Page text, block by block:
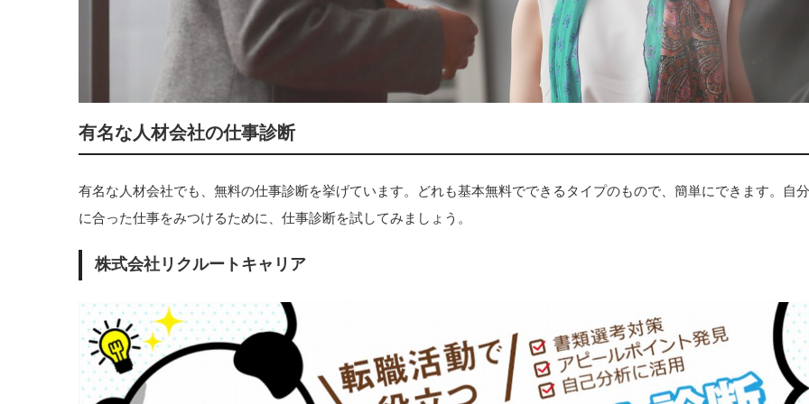
有名な人材会社の仕事診断
有名な人材会社でも、無料の仕事診断を挙げています。どれも基本無料でできるタイプのもので、簡単にできます。自分
に合った仕事をみつけるために、仕事診断を試してみましょう。
株式会社リクルートキャリア